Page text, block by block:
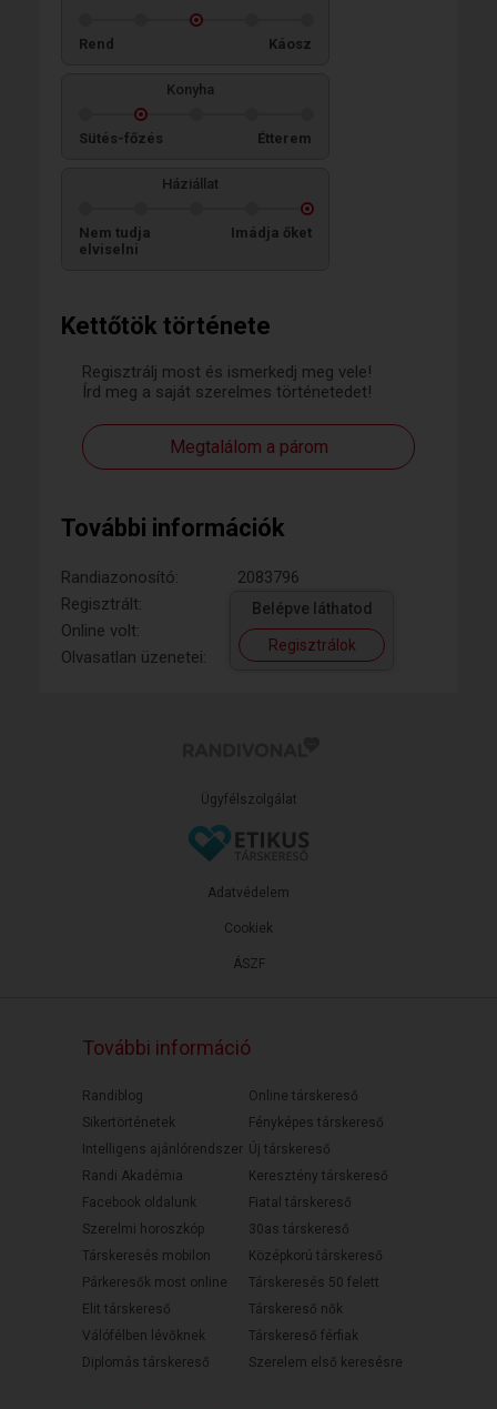
Kettőtök története
Regisztrálj most és ismerkedj meg vele!
Írd meg a saját szerelmes történetedet!
Megtalálom a párom
További információk
Randiazonosító:
2083796
Regisztrált:
Online volt:
Olvasatlan üzenetei:
Belépve láthatod
Regisztrálok
Rend Káosz
Konyha
Sütés-főzés Étterem
Háziállat
Nem tudja
elviselni
Imádja őket
Ügyfélszolgálat
ÁSZF
Adatvédelem
Cookiek
További információ
Randiblog
Sikertörténetek
Intelligens ajánlórendszer
Randi Akadémia
Facebook oldalunk
Szerelmi horoszkóp
Társkeresés mobilon
Párkeresők most online
Elit társkereső
Válófélben lévőknek
Diplomás társkereső
Online társkereső
Fényképes társkereső
Új társkereső
Keresztény társkereső
Fiatal társkereső
30as társkereső
Középkorú társkereső
Társkeresés 50 felett
Társkereső nők
Társkereső férfiak
Szerelem első keresésre